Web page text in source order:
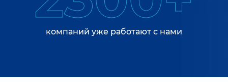
компаний уже работают с нами